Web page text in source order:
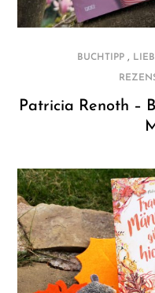
BUCHTIPP,
Patricia Renoth –